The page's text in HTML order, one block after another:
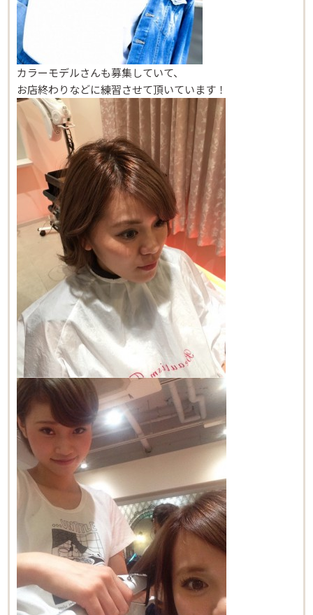
カラーモデルさんも募集していて、
お店終わりなどに練習させて頂いています！
Beautism
茗荷谷店
Beautism
本郷三丁目店
Beautism
春日店
Beautism
loundge